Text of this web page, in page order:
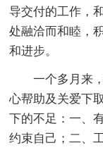
导交付的工作，
处融洽而和睦，
和进步。
一个多月来
心帮助及关爱下
下的不足：一、
约束自己；二、